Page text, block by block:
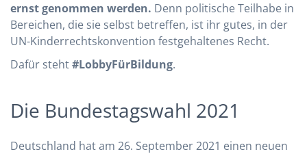
ernst genommen werden. Denn politische Teilhabe in
Bereichen, die sie selbst betreffen, ist ihr gutes, in der
UN-Kinderrechtskonvention festgehaltenes Recht.
Dafür steht#LobbyFürBildung.
Die Bundestagswahl 2021
Deutschland hat am 26. September 2021 einen neuen